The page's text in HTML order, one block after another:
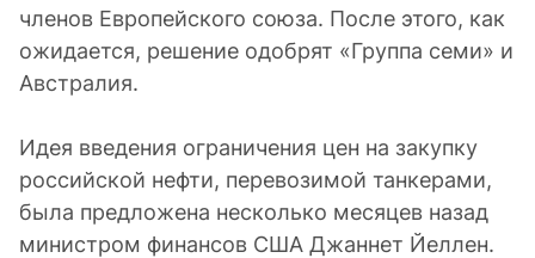
членов Европейского союза. После этого, как
ожидается, решение одобрят «Группа семи» и
Австралия.
Идея введения ограничения цен на закупку
российской нефти, перевозимой танкерами,
была предложена несколько месяцев назад
министром финансов США Джаннет Йеллен.